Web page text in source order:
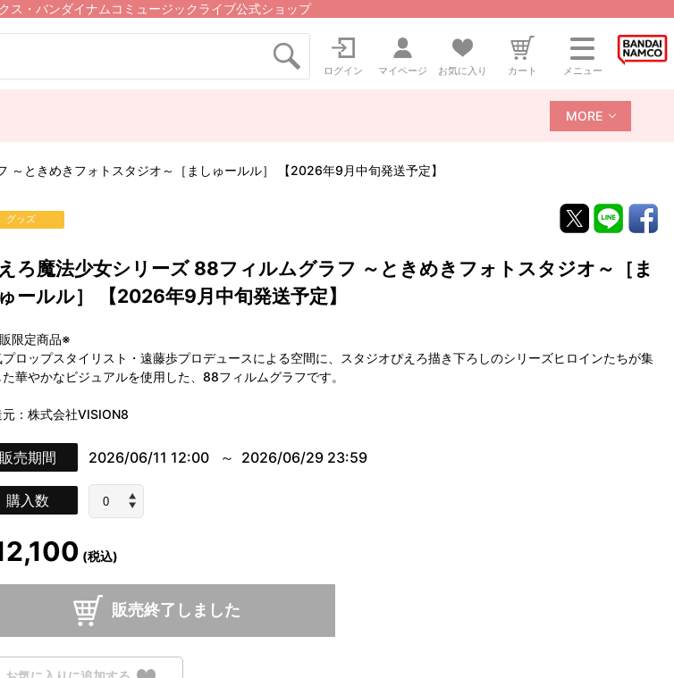
ス・バンダイナムコミュージックライブ公式ショップ
ログイン マイページ お気に入り カート メニュー
MORE
～ときめきフォトスタジオ～［ましゅールル］ 【2026年9月中旬発送予定】
グッズ
ろ魔法少女シリーズ 88フィルムグラフ ～ときめきフォトスタジオ～［ま
ールル］ 【2026年9月中旬発送予定】
限定商品※
プロップスタイリスト・遠藤歩プロデュースによる空間に、スタジオぴえろ描き下ろしのシリーズヒロインたちが集
華やかなビジュアルを使用した、88フィルムグラフです。
元：株式会社VISION8
販売期間 2026/06/11 12:00 2026/06/29 23:59
購入数
(税込)
販売終了しました